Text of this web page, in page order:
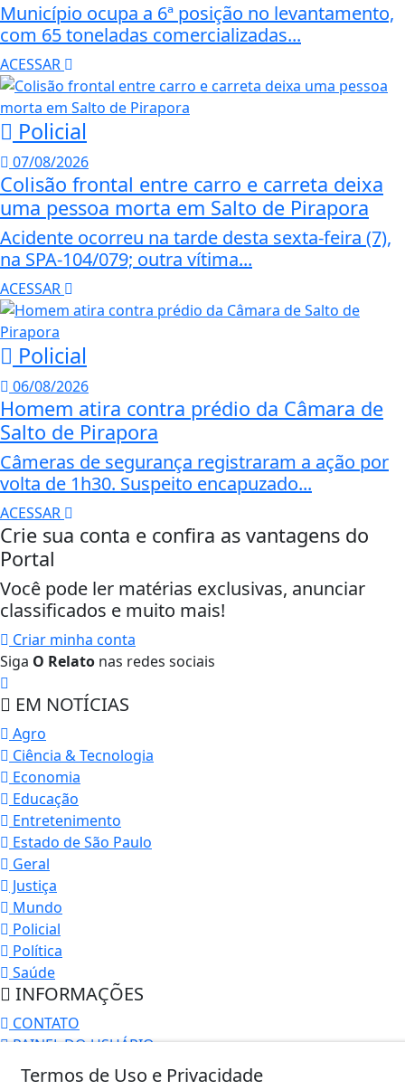
Município ocupa a 6ª posição no levantamento,
com 65 toneladas comercializadas...
ACESSAR
Policial
07/08/2026
Colisão frontal entre carro e carreta deixa
uma pessoa morta em Salto de Pirapora
Acidente ocorreu na tarde desta sexta-feira (7),
na SPA-104/079; outra vítima...
ACESSAR
Policial
06/08/2026
Homem atira contra prédio da Câmara de
Salto de Pirapora
Câmeras de segurança registraram a ação por
volta de 1h30. Suspeito encapuzado...
ACESSAR
Crie sua conta e confira as vantagens do
Portal
Você pode ler matérias exclusivas, anunciar
classificados e muito mais!
Criar minha conta
Siga O Relato nas redes sociais
EM NOTÍCIAS
Agro
Ciência & Tecnologia
Economia
Educação
Entretenimento
Estado de São Paulo
Geral
Justiça
Mundo
Policial
Política
Saúde
INFORMAÇÕES
CONTATO
PAINEL DO USUÁRIO
Termos de Uso e Privacidade
Termos de Uso e Privacidade